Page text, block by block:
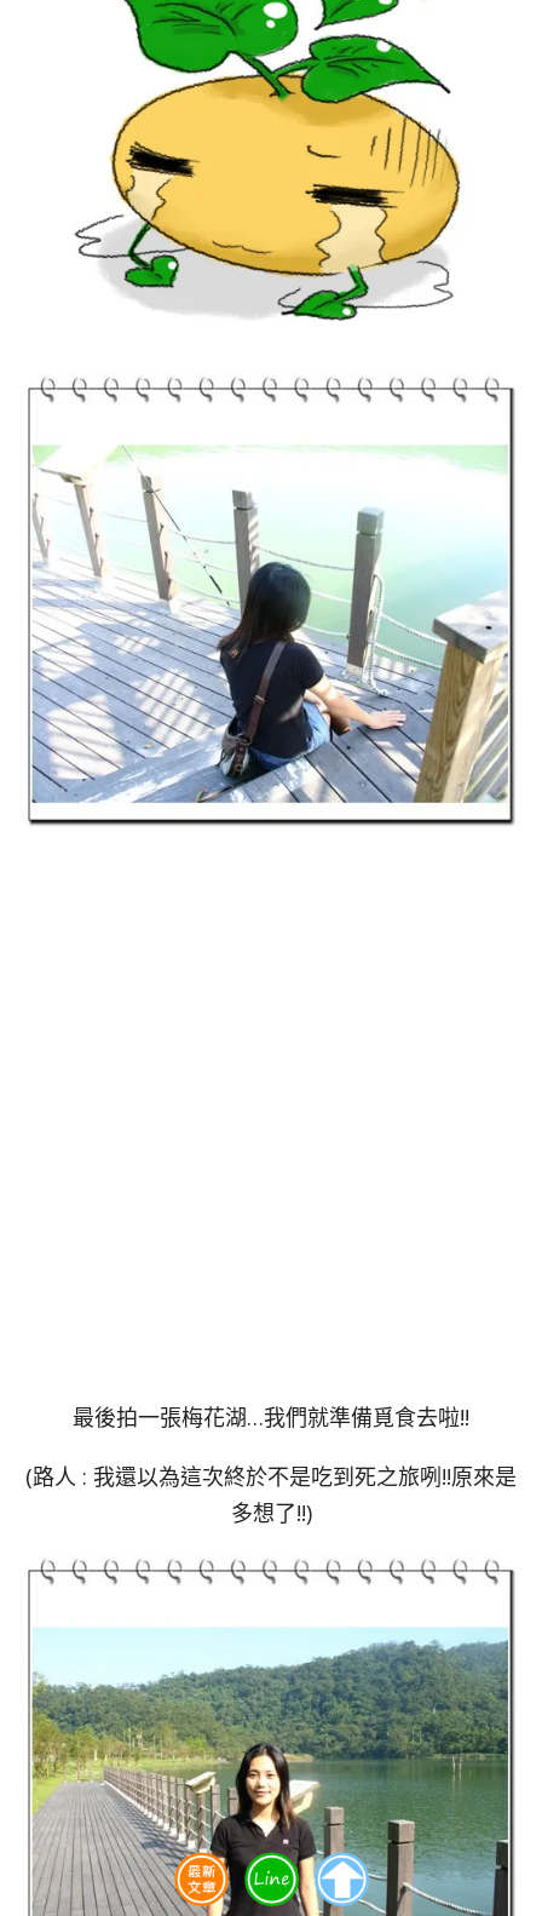
最後拍一張梅花湖…我們就準備覓食去啦!!
(路人 : 我還以為這次終於不是吃到死之旅咧!!原來是
多想了!!)